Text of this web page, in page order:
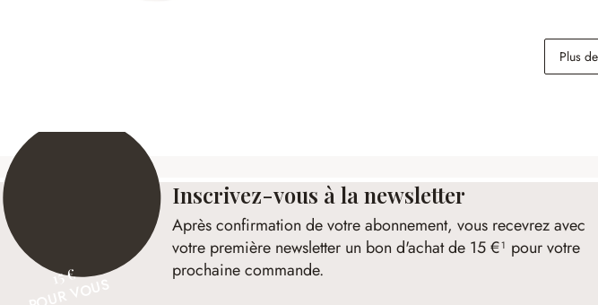
Plus
15 €
Inscrivez-vous à la newsletter
Après confirmation de votre abonnement, vous recevrez avec
votre première newsletter un bon d'achat de 15 €¹ pour votre
prochaine commande.